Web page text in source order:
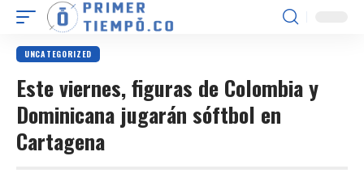
UNCATEGORIZED
Este viernes, figuras de Colombia y
Dominicana jugarán sóftbol en
Cartagena